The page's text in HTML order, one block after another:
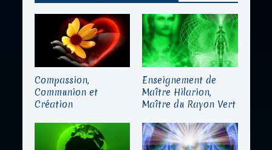
Compassion,
Communion et
Création
Enseignement de
Maître Hilarion,
Maître du Rayon Vert